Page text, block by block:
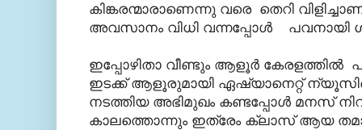
കിങ്കരന്മാരാണെന്നു വരെ തെറി
അവസാനം വിധി വന്നപ്പോള്‍ പവനായി
ഇപ്പോഴിതാ വീണ്ടും ആളൂര്‍ കേരളത്തില്‍
ഇടക്ക് ആളൂരുമായി ഏഷ്യാനെറ്റ്‌
നടത്തിയ അഭിമുഖം കണ്ടപ്പോള്‍ മനസ്
കാലത്തൊന്നും ഇത്രേം ക്ലാസ്‌ ആയ